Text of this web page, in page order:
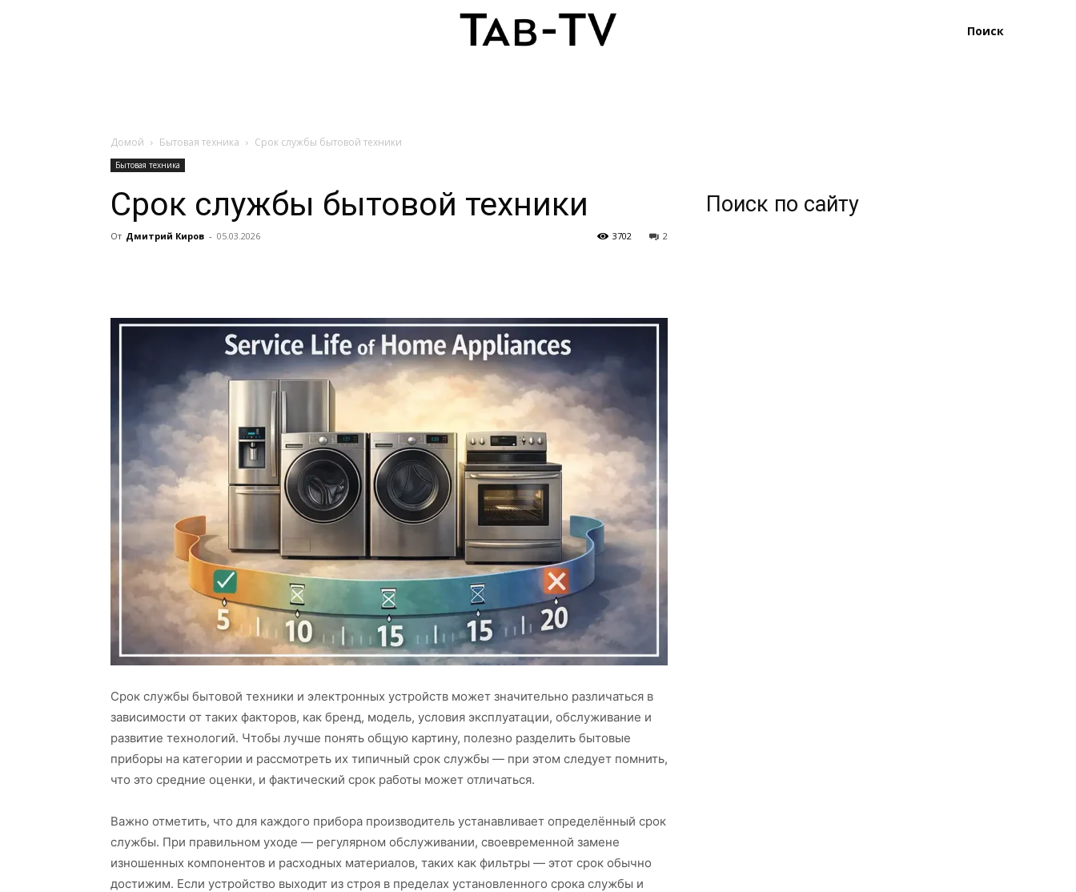
Поиск
Домой Бытовая техника Срок службы бытовой техники
Бытовая техника
Срок службы бытовой техники
От Дмитрий Киров - 05.03.2026 2
3702
Срок службы бытовой техники и электронных устройств может значительно различаться в
зависимости от таких факторов, как бренд, модель, условия эксплуатации, обслуживание и
развитие технологий. Чтобы лучше понять общую картину, полезно разделить бытовые
приборы на категории и рассмотреть их типичный срок службы — при этом следует помнить,
что это средние оценки, и фактический срок работы может отличаться.
Важно отметить, что для каждого прибора производитель устанавливает определённый срок
службы. При правильном уходе — регулярном обслуживании, своевременной замене
изношенных компонентов и расходных материалов, таких как фильтры — этот срок обычно
достижим. Если устройство выходит из строя в пределах установленного срока службы и
Поиск по сайту